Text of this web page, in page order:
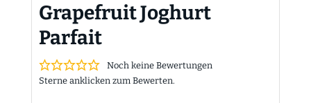
Grapefruit Joghurt
Parfait
Noch keine Bewertungen
Sterne anklicken zum Bewerten.